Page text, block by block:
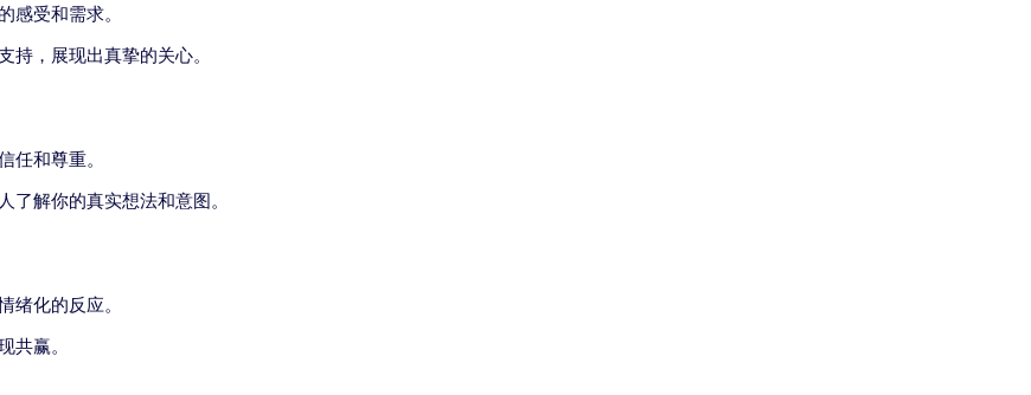
感受和需求。
持，展现出真挚的关心。
任和尊重。
了解你的真实想法和意图。
绪化的反应。
共赢。